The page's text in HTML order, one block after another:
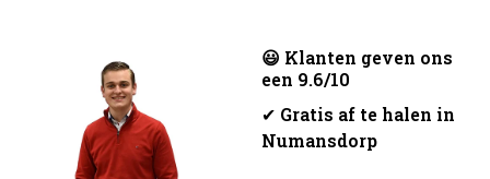
😃 Klanten geven ons
een 9.6/10
✔ Gratis af te halen in
Numansdorp